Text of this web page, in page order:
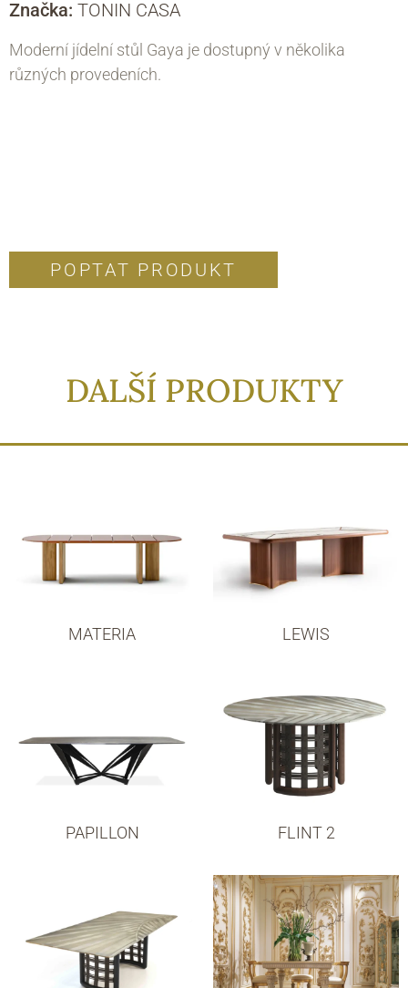
Značka: TONIN CASA
Moderní jídelní stůl Gaya je dostupný v několika
různých provedeních.
POPTAT PRODUKT
DALŠÍ PRODUKTY
MATERIA LEWIS
PAPILLON FLINT 2